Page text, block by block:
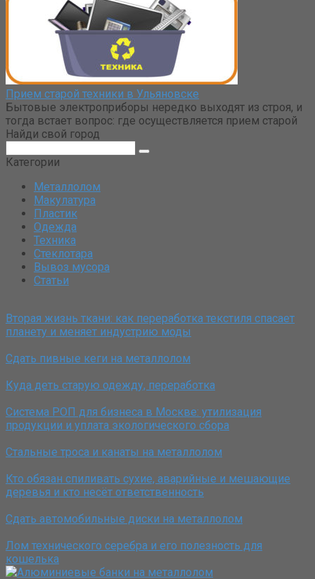
Прием старой техники в Ульяновске
Бытовые электроприборы нередко выходят из строя, и
тогда встает вопрос: где осуществляется прием старой
Найди свой город
Категории
Металлолом
Макулатура
Пластик
Одежда
Техника
Стеклотара
Вывоз мусора
Статьи
Вторая жизнь ткани: как переработка текстиля спасает
планету и меняет индустрию моды
Сдать пивные кеги на металлолом
Куда деть старую одежду, переработка
Система РОП для бизнеса в Москве: утилизация
продукции и уплата экологического сбора
Стальные троса и канаты на металлолом
Кто обязан спиливать сухие, аварийные и мешающие
деревья и кто несёт ответственность
Сдать автомобильные диски на металлолом
Лом технического серебра и его полезность для
кошелька